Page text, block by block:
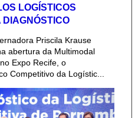
LOGÍSTICOS
DIAGNÓSTICO
Priscila Krause
abertura da Multimodal
Expo Recife, o
Competitivo da Logístic...